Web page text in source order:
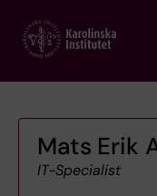
main
Mats Erik
IT-Specialist